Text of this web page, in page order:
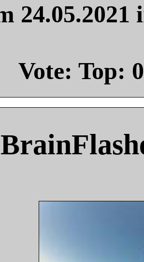
Vote: Top: 0